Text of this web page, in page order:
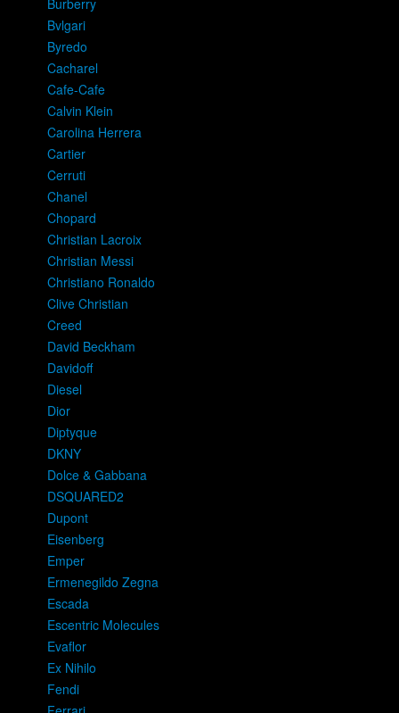
Burberry
Bvlgari
Byredo
Cacharel
Cafe-Cafe
Calvin Klein
Carolina Herrera
Cartier
Cerruti
Chanel
Chopard
Christian Lacroix
Christian Messi
Christiano Ronaldo
Clive Christian
Creed
David Beckham
Davidoff
Diesel
Dior
Diptyque
DKNY
Dolce & Gabbana
DSQUARED2
Dupont
Eisenberg
Emper
Ermenegildo Zegna
Escada
Escentric Molecules
Evaflor
Ex Nihilo
Fendi